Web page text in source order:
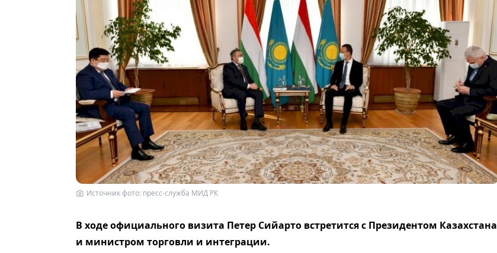
Источник фото: пресс-служба МИД РК
В ходе официального визита Петер Сийарто встретится с Президентом Казахстана
и министром торговли и интеграции.